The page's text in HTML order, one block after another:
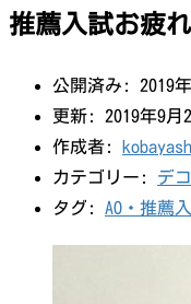
推薦入試お疲れ
公開済み: 2019
更新: 2019年9月
作成者:
カテゴリー: デ
タグ: AO・推薦